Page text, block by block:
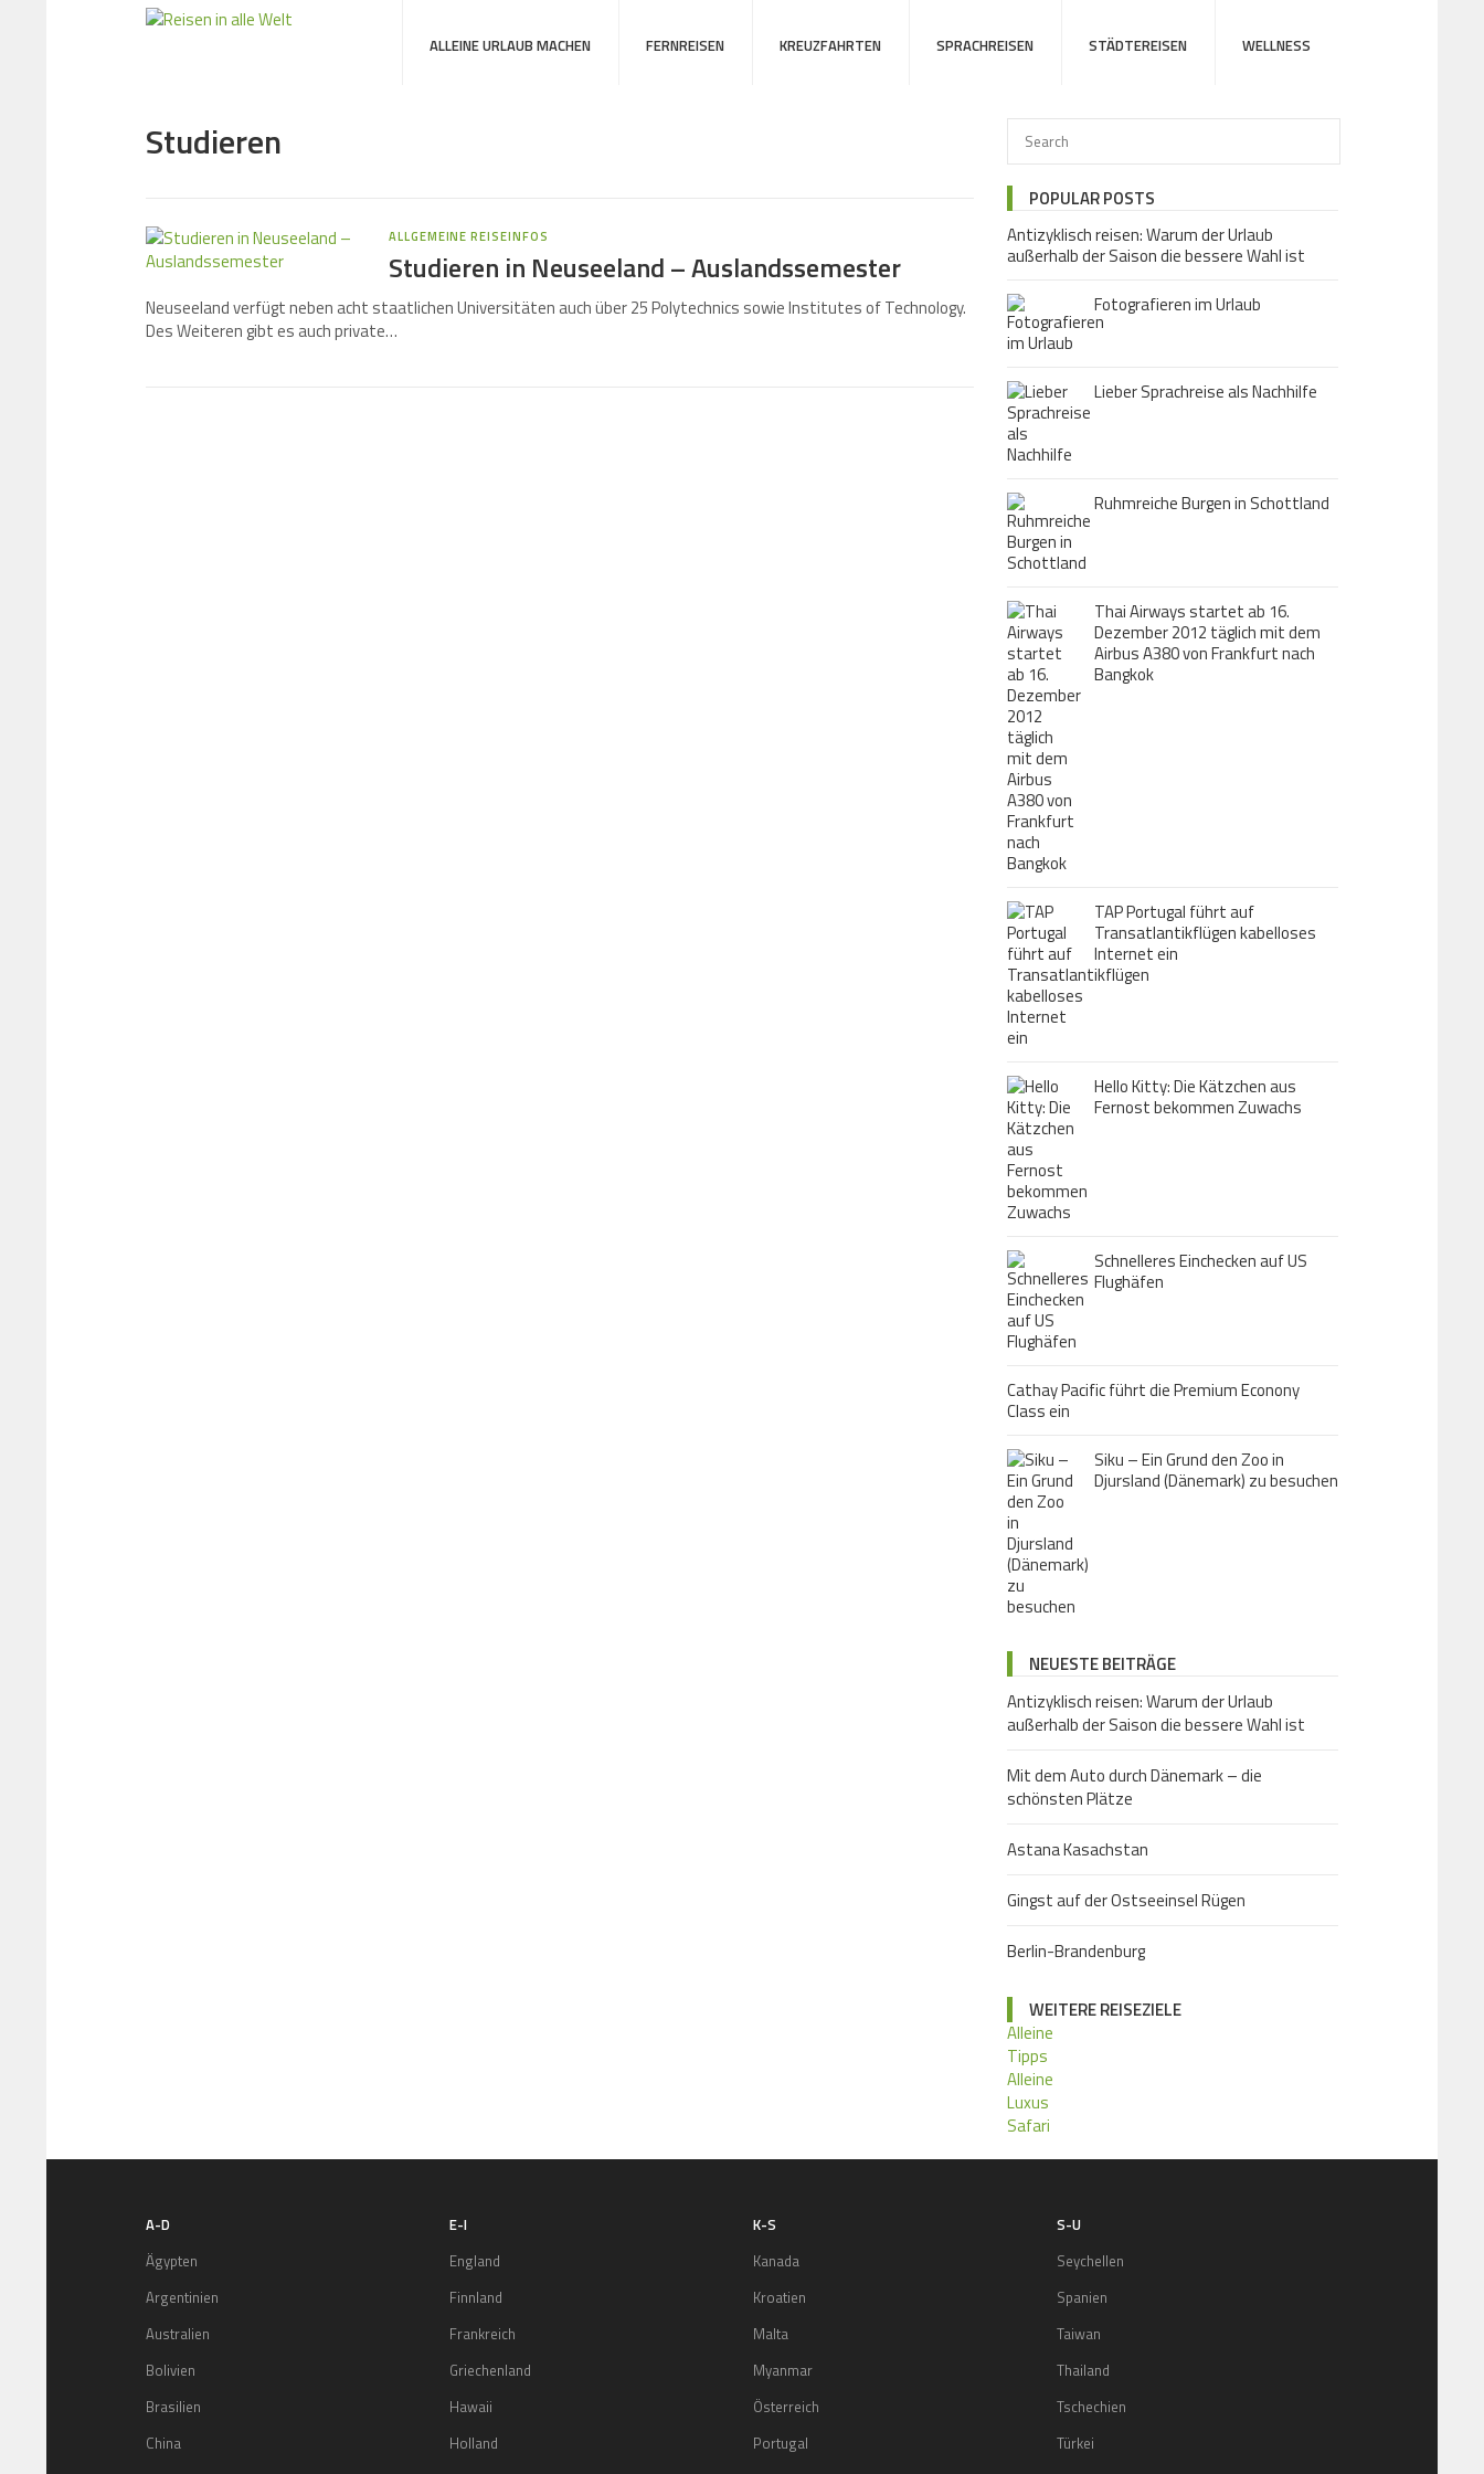
ALLEINE URLAUB MACHEN FERNREISEN KREUZFAHRTEN SPRACHREISEN STÄDTEREISEN WELLNESS
Studieren
ALLGEMEINE REISEINFOS
Studieren in Neuseeland – Auslandssemester
Neuseeland verfügt neben acht staatlichen Universitäten auch über 25 Polytechnics sowie Institutes of Technology.
Des Weiteren gibt es auch private…
POPULAR POSTS
Antizyklisch reisen: Warum der Urlaub
außerhalb der Saison die bessere Wahl ist
Fotografieren im Urlaub
Lieber Sprachreise als Nachhilfe
Ruhmreiche Burgen in Schottland
Thai Airways startet ab 16.
Dezember 2012 täglich mit dem
Airbus A380 von Frankfurt nach
Bangkok
TAP Portugal führt auf
Transatlantikflügen kabelloses
Internet ein
Hello Kitty: Die Kätzchen aus
Fernost bekommen Zuwachs
Schnelleres Einchecken auf US
Flughäfen
Cathay Pacific führt die Premium Econony
Class ein
Siku – Ein Grund den Zoo in
Djursland (Dänemark) zu besuchen
NEUESTE BEITRÄGE
Antizyklisch reisen: Warum der Urlaub
außerhalb der Saison die bessere Wahl ist
Mit dem Auto durch Dänemark – die
schönsten Plätze
Astana Kasachstan
Gingst auf der Ostseeinsel Rügen
Berlin-Brandenburg
WEITERE REISEZIELE
Alleine
Tipps
Alleine
Luxus
Safari
A-D
Ägypten
Argentinien
Australien
Bolivien
Brasilien
China
E-I
England
Finnland
Frankreich
Griechenland
Hawaii
Holland
K-S
Kanada
Kroatien
Malta
Myanmar
Österreich
Portugal
S-U
Seychellen
Spanien
Taiwan
Thailand
Tschechien
Türkei